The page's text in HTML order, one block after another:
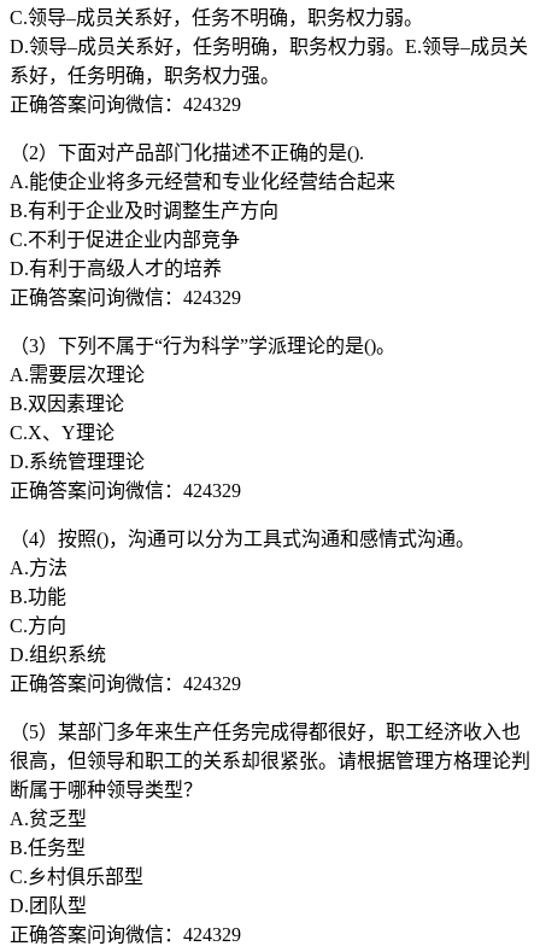
C.领导–成员关系好，任务不明确，职务权力弱。
D.领导–成员关系好，任务明确，职务权力弱。E.领导–成员关
系好，任务明确，职务权力强。
正确答案问询微信：424329
（2）下面对产品部门化描述不正确的是().
A.能使企业将多元经营和专业化经营结合起来
B.有利于企业及时调整生产方向
C.不利于促进企业内部竞争
D.有利于高级人才的培养
正确答案问询微信：424329
（3）下列不属于“行为科学”学派理论的是()。
A.需要层次理论
B.双因素理论
C.X、Y理论
D.系统管理理论
正确答案问询微信：424329
（4）按照()，沟通可以分为工具式沟通和感情式沟通。
A.方法
B.功能
C.方向
D.组织系统
正确答案问询微信：424329
（5）某部门多年来生产任务完成得都很好，职工经济收入也
很高，但领导和职工的关系却很紧张。请根据管理方格理论判
断属于哪种领导类型？
A.贫乏型
B.任务型
C.乡村俱乐部型
D.团队型
正确答案问询微信：424329